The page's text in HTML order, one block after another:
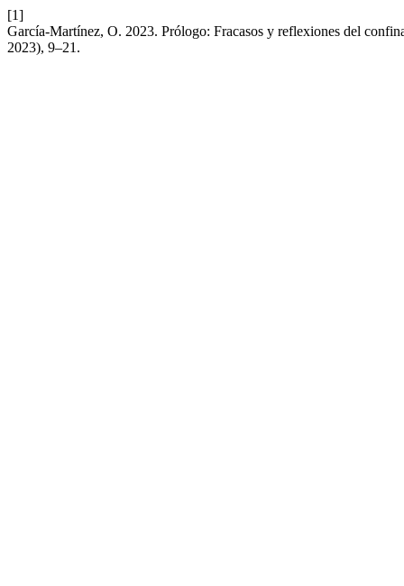
[1]
García-Martínez, O. 2023. Prólogo: Fracasos y reflexiones del
2023), 9–21.